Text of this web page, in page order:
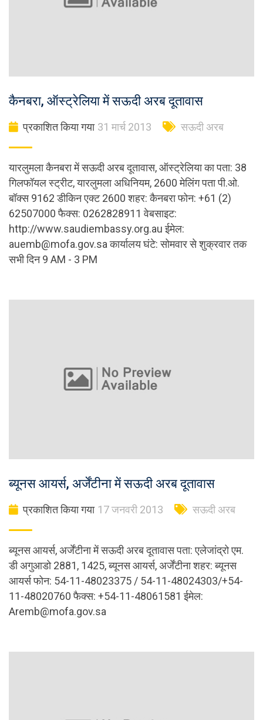
कैनबरा, ऑस्ट्रेलिया में सऊदी अरब दूतावास
प्रकाशित किया गया 31 मार्च 2013 सऊदी अरब
यारलुमला कैनबरा में सऊदी अरब दूतावास, ऑस्ट्रेलिया का पता: 38
गिलफॉयल स्ट्रीट, यारलुमला अधिनियम, 2600 मेलिंग पता पी.ओ.
बॉक्स 9162 डीकिन एक्ट 2600 शहर: कैनबरा फोन: +61 (2)
62507000 फैक्स: 0262828911 वेबसाइट:
http://www.saudiembassy.org.au ईमेल:
auemb@mofa.gov.saकार्यालय घंटे: सोमवार से शुक्रवार तक
सभी दिन 9 AM - 3 PM
ब्यूनस आयर्स, अर्जेंटीना में सऊदी अरब दूतावास
प्रकाशित किया गया 17 जनवरी 2013 सऊदी अरब
ब्यूनस आयर्स, अर्जेंटीना में सऊदी अरब दूतावास पता: एलेजांद्रो एम.
डी अगुआडो 2881, 1425, ब्यूनस आयर्स, अर्जेंटीना शहर: ब्यूनस
आयर्स फोन: 54-11-48023375 / 54-11-48024303/+54-
11-48020760 फैक्स: +54-11-48061581 ईमेल:
Aremb@mofa.gov.sa